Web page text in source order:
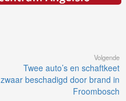
Volgende
Twee auto’s en schaftkeet
zwaar beschadigd door brand in
Froombosch